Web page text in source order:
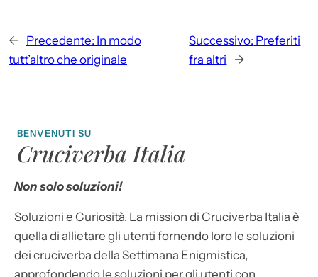
← Precedente: In modo
tutt’altro che originale
Successivo: Preferiti
fra altri
→
BENVENUTI SU
Cruciverba Italia
Non solo soluzioni!
Soluzioni e Curiosità. La mission di Cruciverba Italia è
quella di allietare gli utenti fornendo loro le soluzioni
dei cruciverba della Settimana Enigmistica,